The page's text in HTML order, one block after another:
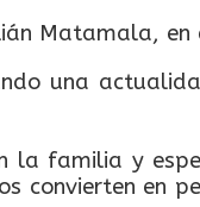
Matamala, en
una
la familia y
convierten en